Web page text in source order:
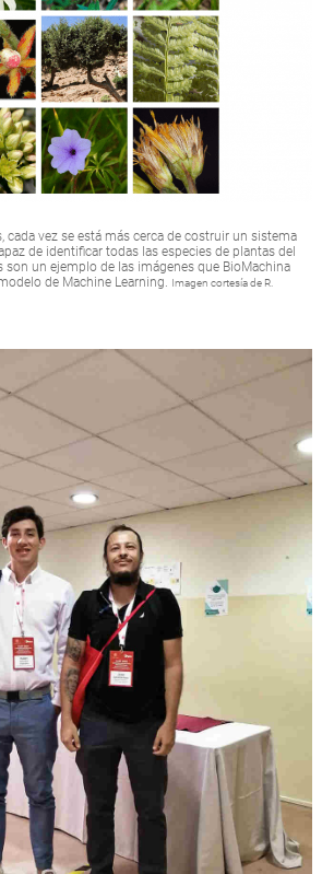
cada vez se está más cerca de costruir un sistema
de identificar todas las especies de plantas del
un ejemplo de las imágenes que BioMachina
de Machine Learning. Imagen cortesía de R.